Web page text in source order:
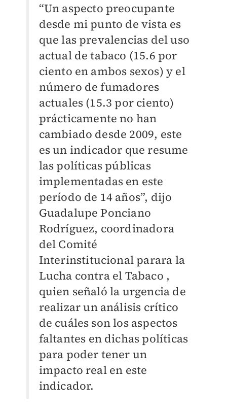
“Un aspecto preocupante
desde mi punto de vista es
que las prevalencias del uso
actual de tabaco (15.6 por
ciento en ambos sexos) y el
número de fumadores
actuales (15.3 por ciento)
prácticamente no han
cambiado desde 2009, este
es un indicador que resume
las políticas públicas
implementadas en este
período de 14 años”, dijo
Guadalupe Ponciano
Rodríguez, coordinadora
del Comité
Interinstitucional parara la
Lucha contra el Tabaco ,
quien señaló la urgencia de
realizar un análisis crítico
de cuáles son los aspectos
faltantes en dichas políticas
para poder tener un
impacto real en este
indicador.